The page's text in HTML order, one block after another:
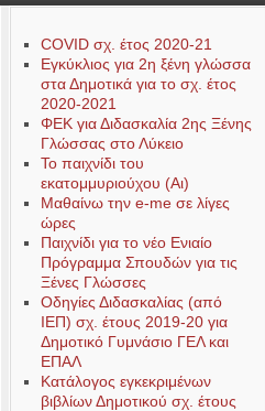
COVID σχ. έτος 2020-21
Εγκύκλιος για 2η ξένη γλώσσα
στα Δημοτικά για το σχ. έτος
2020-2021
ΦΕΚ για Διδασκαλία 2ης Ξένης
Γλώσσας στο Λύκειο
Το παιχνίδι του
εκατομμυριούχου (Αι)
Μαθαίνω την e-me σε λίγες
ώρες
Παιχνίδι για το νέο Ενιαίο
Πρόγραμμα Σπουδών για τις
Ξένες Γλώσσες
Οδηγίες Διδασκαλίας (από
ΙΕΠ) σχ. έτους 2019-20 για
Δημοτικό Γυμνάσιο ΓΕΛ και
ΕΠΑΛ
Κατάλογος εγκεκριμένων
βιβλίων Δημοτικού σχ. έτους